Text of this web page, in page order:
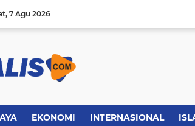
7 Agu 2026
EKONOMI INTERNASIONAL